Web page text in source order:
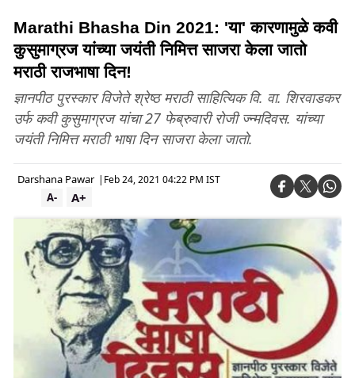
Marathi Bhasha Din 2021: 'या' कारणामुळे कवी
कुसुमाग्रज यांच्या जयंती निमित्त साजरा केला जातो
मराठी राजभाषा दिन!
ज्ञानपीठ पुरस्कार विजेते श्रेष्ठ मराठी साहित्यिक वि. वा. शिरवाडकर
उर्फ कवी कुसुमाग्रज यांचा 27 फेब्रुवारी रोजी ज्न्मदिवस. यांच्या
जयंती निमित्त मराठी भाषा दिन साजरा केला जातो.
Darshana Pawar | Feb 24, 2021 04:22 PM IST
A+
A-